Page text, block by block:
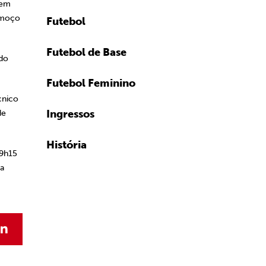
Futebol
Futebol de Base
Futebol Feminino
Ingressos
História